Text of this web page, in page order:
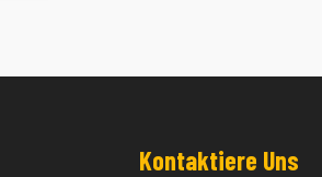
Kontaktiere Uns